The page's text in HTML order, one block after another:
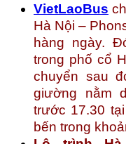
VietLaoBus
Hà Nội –
hàng ngày.
trong phố cổ
chuyển sau
giường nằm
trước 17.30
bến trong